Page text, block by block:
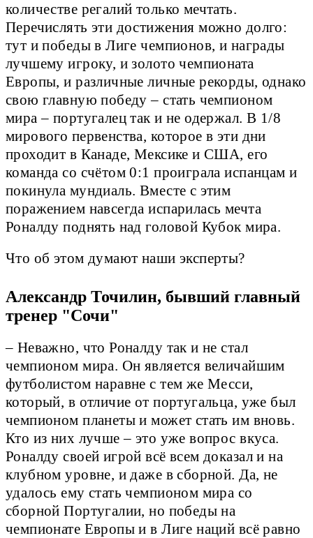
количестве регалий только мечтать.
Перечислять эти достижения можно долго:
тут и победы в Лиге чемпионов, и награды
лучшему игроку, и золото чемпионата
Европы, и различные личные рекорды, однако
свою главную победу – стать чемпионом
мира – португалец так и не одержал. В 1/8
мирового первенства, которое в эти дни
проходит в Канаде, Мексике и США, его
команда со счётом 0:1 проиграла испанцам и
покинула мундиаль. Вместе с этим
поражением навсегда испарилась мечта
Роналду поднять над головой Кубок мира.
Что об этом думают наши эксперты?
Александр Точилин, бывший главный
тренер "Сочи"
– Неважно, что Роналду так и не стал
чемпионом мира. Он является величайшим
футболистом наравне с тем же Месси,
который, в отличие от португальца, уже был
чемпионом планеты и может стать им вновь.
Кто из них лучше – это уже вопрос вкуса.
Роналду своей игрой всё всем доказал и на
клубном уровне, и даже в сборной. Да, не
удалось ему стать чемпионом мира со
сборной Португалии, но победы на
чемпионате Европы и в Лиге наций всё равно